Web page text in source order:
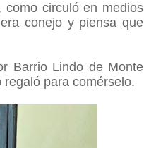
como circuló en medios
conejo y piensa que
Barrio Lindo de Monte
para comérselo.